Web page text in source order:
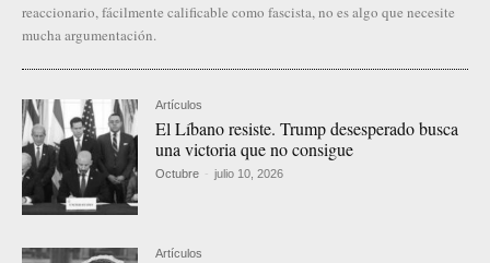
reaccionario, fácilmente calificable como fascista, no es algo que necesite
mucha argumentación.
Artículos
El Líbano resiste. Trump desesperado busca
una victoria que no consigue
Octubre - julio 10, 2026
Artículos